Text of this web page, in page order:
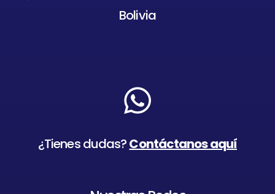
Bolivia
¿Tienes dudas?Contáctanos aquí